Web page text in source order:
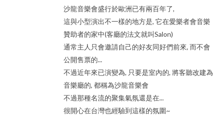
沙龍音樂會盛行於歐洲已有兩百年了,
這與小型演出不一樣的地方是, 它在愛樂者會音樂
贊助者的家中(客廳的法文就叫Salon)
通常主人只會邀請自己的好友同好們前來, 而不會
公開售票的...
不過近年來已演變為, 只要是室內的, 將客聽改建為
音樂廳的, 都稱為沙龍音樂會
不過那種名流的聚集氣氛還是在...
很開心在台灣也經驗到這樣的氛圍~